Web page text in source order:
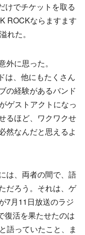
けでチケットを取る
ROCKならますます
れた。
に思った。
は、他にもたくさん
の経験があるバンド
ゲストアクトになっ
るほど、ワクワクせ
然なんだと思えるよ
は、両者の間で、語
だろう。それは、ゲ
7月11日放送のラジ
復活を果たせたのは
語っていたこと、ま